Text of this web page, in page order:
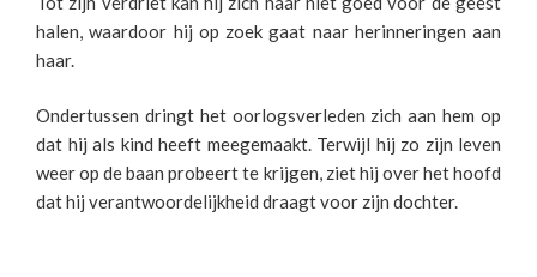
halen, waardoor hij op zoek gaat naar herinneringen aan
haar.
Ondertussen dringt het oorlogsverleden zich aan hem op
dat hij als kind heeft meegemaakt. Terwijl hij zo zijn leven
weer op de baan probeert te krijgen, ziet hij over het hoofd
dat hij verantwoordelijkheid draagt voor zijn dochter.